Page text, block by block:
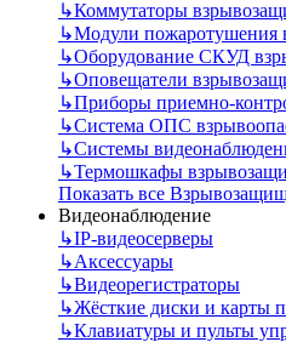
↳Коммутаторы
↳Модули пожаротушения
↳Оборудование СКУД
↳Оповещатели
↳Приборы приемно-
↳Система ОПС
↳Системы
↳Термошкафы
Показать все
Видеонаблюдение
↳IP-видеосерверы
↳Аксессуары
↳Видеорегистраторы
↳Жёсткие диски и карты
↳Клавиатуры и пульты